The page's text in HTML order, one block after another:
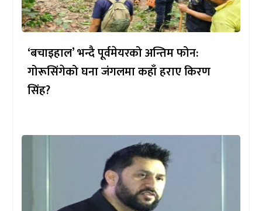
‘बचाइहाल’ भन्दै पूर्वमेयरको अन्तिम फोन:
गोरूसिंगेको घना जंगलमा कहाँ हराए किरण
सिंह?